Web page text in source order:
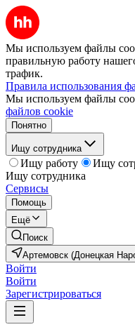
Мы используем файлы
правильную работу
трафик.
Правила использования
Мы используем файлы
файлов cookie
Понятно
Ищу сотрудника
Ищу работу
Ищу
Ищу сотрудника
Сервисы
Помощь
Ещё
Поиск
Артемовск (Донецкая
Войти
Войти
Зарегистрироваться